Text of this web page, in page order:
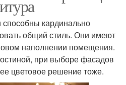
кардинально
общий стиль. Они имеют
наполнении помещения.
при выборе фасадов
цветовое решение тоже.